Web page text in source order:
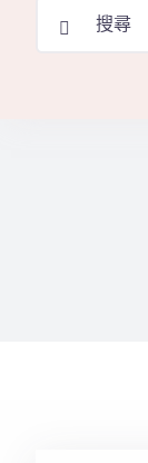
Search